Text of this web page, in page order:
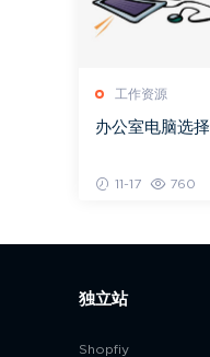
工作资源
办公室电脑选择
11-17 760
独立站
Shopfiy